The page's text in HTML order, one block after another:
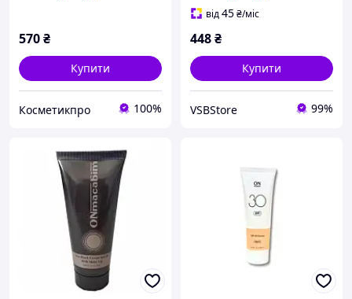
570₴
Купити
Косметикпро 100%
від45₴/міс
448₴
Купити
VSBStore 99%